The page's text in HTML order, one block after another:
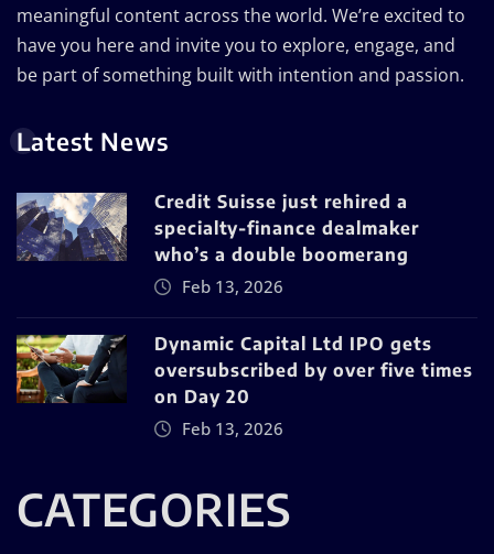
meaningful content across the world. We’re excited to
have you here and invite you to explore, engage, and
be part of something built with intention and passion.
Latest News
Credit Suisse just rehired a
specialty-finance dealmaker
who’s a double boomerang
Feb 13, 2026
Dynamic Capital Ltd IPO gets
oversubscribed by over five times
on Day 20
Feb 13, 2026
CATEGORIES